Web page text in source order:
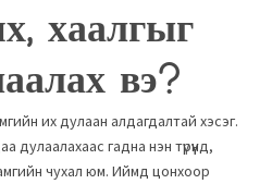
хаалгыг
вэ?
их дулаан алдагдалтай хэсэг.
гадна нэн түрүүнд,
чухал юм. Иймд цонхоор